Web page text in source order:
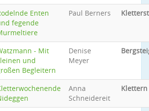
Enten
fegende
Paul Berners
- Mit
und
Begleitern
Denise
Meyer
Anna
Schneidereit
Klettern